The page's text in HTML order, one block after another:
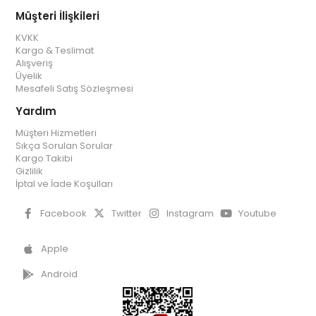
Müşteri İlişkileri
KVKK
Kargo & Teslimat
Alışveriş
Üyelik
Mesafeli Satış Sözleşmesi
Yardım
Müşteri Hizmetleri
Sıkça Sorulan Sorular
Kargo Takibi
Gizlilik
İptal ve İade Koşulları
Facebook Twitter Instagram Youtube
Apple
Android